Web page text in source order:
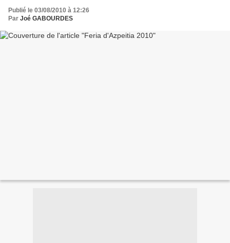
Publié le 03/08/2010 à 12:26
Par Joé GABOURDES